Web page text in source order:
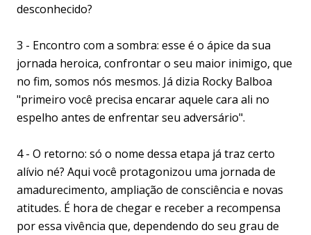
desconhecido?
3 - Encontro com a sombra: esse é o ápice da sua
jornada heroica, confrontar o seu maior inimigo, que
no fim, somos nós mesmos. Já dizia Rocky Balboa
"primeiro você precisa encarar aquele cara ali no
espelho antes de enfrentar seu adversário".
4 - O retorno: só o nome dessa etapa já traz certo
alívio né? Aqui você protagonizou uma jornada de
amadurecimento, ampliação de consciência e novas
atitudes. É hora de chegar e receber a recompensa
por essa vivência que, dependendo do seu grau de